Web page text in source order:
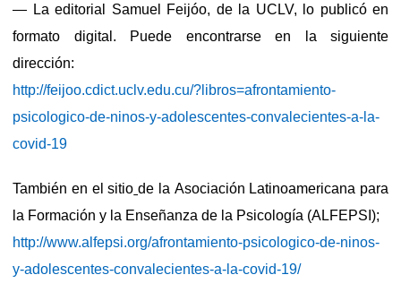
— La editorial Samuel Feijóo, de la UCLV, lo publicó en
formato digital. Puede encontrarse en la siguiente
dirección:
http://feijoo.cdict.uclv.edu.cu/?libros=afrontamiento-
psicologico-de-ninos-y-adolescentes-convalecientes-a-la-
covid-19
También en el sitio de la Asociación Latinoamericana para
la Formación y la Enseñanza de la Psicología (ALFEPSI);
http://www.alfepsi.org/afrontamiento-psicologico-de-ninos-
y-adolescentes-convalecientes-a-la-covid-19/